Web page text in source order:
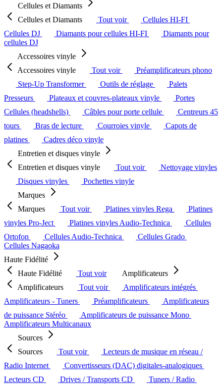
Cellules et Diamants
Cellules et Diamants
Tout voir
Cellules HI-FI
Cellules DJ
Diamants pour cellules HI-FI
Diamants pour
cellules DJ
Accessoires vinyle
Accessoires vinyle
Tout voir
Préamplificateurs phono
Step-Up Transformer
Outils de réglage
Palets
Presseurs
Plateaux et couvres-plateaux vinyle
Portes
Cellules (headshells)
Câbles pour porte cellule
Centreurs 45
tours
Bras de lecture Courroies vinyle
Capots de
platines
Cadres déco vinyle
Entretien et disques vinyle
Entretien et disques vinyle
Tout voir
Nettoyage vinyles
Disques vinyles
Pochettes vinyle
Marques
Marques
Tout voir Platines vinyles Rega
Platines
vinyles Pro-Ject
Platines vinyles Audio-Technica
Cellules
Ortofon
Cellules Audio-Technica
Cellules Grado
Cellules Nagaoka
Haute Fidélité
Haute Fidélité
Tout voir
Amplificateurs
Amplificateurs
Tout voir
Amplificateurs intégrés
Amplificateurs - Tuners
Préamplificateurs
Amplificateurs
de puissance Stéréo
Amplificateurs de puissance Mono
Amplificateurs Multicanaux
Sources
Sources
Tout voir
Lecteurs de musique en réseau /
Radio Internet
Convertisseurs (DAC) digitales-analogiques
Lecteurs CD
Drives / Transports CD
Tuners / Radio